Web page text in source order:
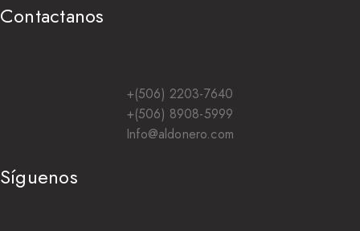
Contactanos
+(506) 2203-7640
+(506) 8908-5999
Info@aldonero.com
Síguenos